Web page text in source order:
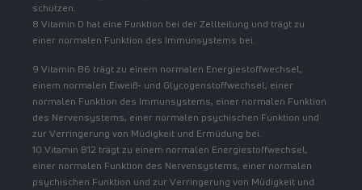
schützen.
8 Vitamin D hat eine Funktion bei der Zellteilung und trägt zu
einer normalen Funktion des Immunsystems bei.
9 Vitamin B6 trägt zu einem normalen Energiestoffwechsel,
einem normalen Eiweiß- und Glycogenstoffwechsel, einer
normalen Funktion des Immunsystems, einer normalen Funktion
des Nervensystems, einer normalen psychischen Funktion und
zur Verringerung von Müdigkeit und Ermüdung bei.
10 Vitamin B12 trägt zu einem normalen Energiestoffwechsel,
einer normalen Funktion des Nervensystems, einer normalen
psychischen Funktion und zur Verringerung von Müdigkeit und